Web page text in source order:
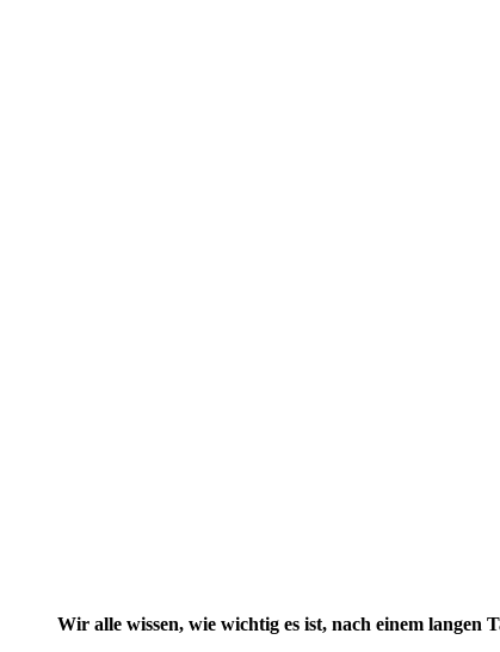
Wir alle wissen, wie wichtig es ist, nach einem langen